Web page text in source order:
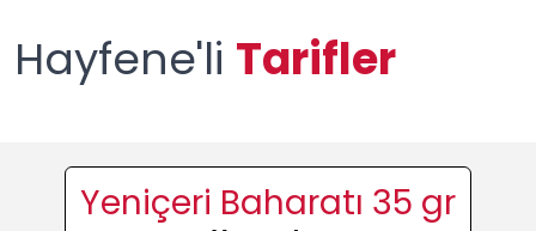
için ürünlerimizin ağzının kapalı olduğuna emin olun ve
kuru bir alanda saklayın.
Nemli bir bölgede yaşıyorsanız,
baharatlarınızı sakladığınız dolap/çekmeceye “nem alıcı
elinizle tekrar toz haline getirerek kullanabilirsiniz.
Ürünlerinizi diğer baharat
Hayfene'li Tarifler
Yeniçeri Baharatı 35 gr